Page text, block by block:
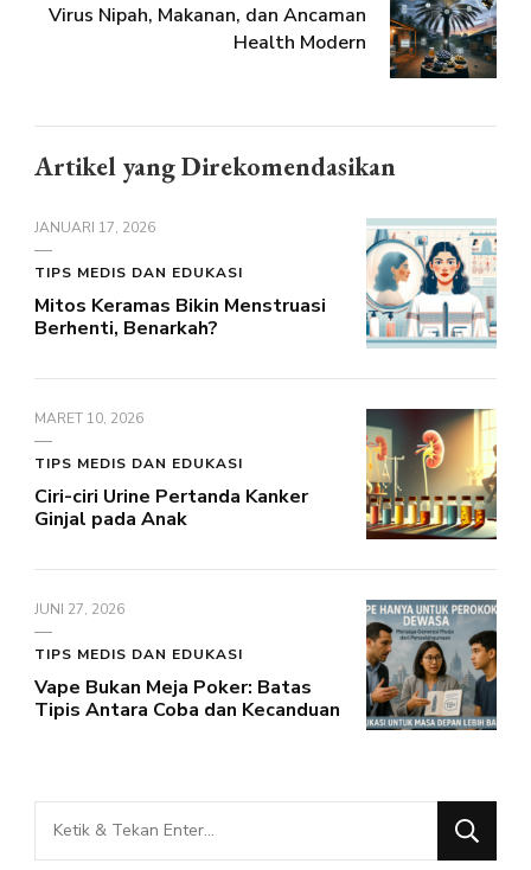
Virus Nipah, Makanan, dan Ancaman
Health Modern
Artikel yang Direkomendasikan
JANUARI 17, 2026
TIPS MEDIS DAN EDUKASI
Mitos Keramas Bikin Menstruasi
Berhenti, Benarkah?
MARET 10, 2026
TIPS MEDIS DAN EDUKASI
Ciri-ciri Urine Pertanda Kanker
Ginjal pada Anak
JUNI 27, 2026
TIPS MEDIS DAN EDUKASI
Vape Bukan Meja Poker: Batas
Tipis Antara Coba dan Kecanduan
Mencari
Sesuatu?